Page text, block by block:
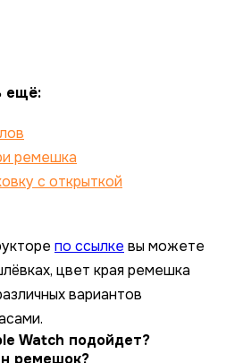
ещё:
ремешка
с открыткой
по ссылке вы можете
цвет края ремешка
вариантов
Watch подойдет?
ремешок?